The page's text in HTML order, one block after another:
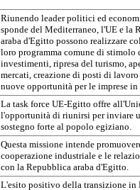
Riunendo leader politici ed
sponde del Mediterraneo, l'UE e la
araba d'Egitto possono realizzare
loro programma comune di stimolo
investimenti, ripresa del turismo,
mercati, creazione di posti di
nuove opportunità per le imprese
La task force UE-Egitto offre
l'opportunità di riunirsi per inviare
sostegno forte al popolo egiziano.
Questa missione intende
cooperazione industriale e le
con la Repubblica araba d'Egitto.
L'esito positivo della transizione in